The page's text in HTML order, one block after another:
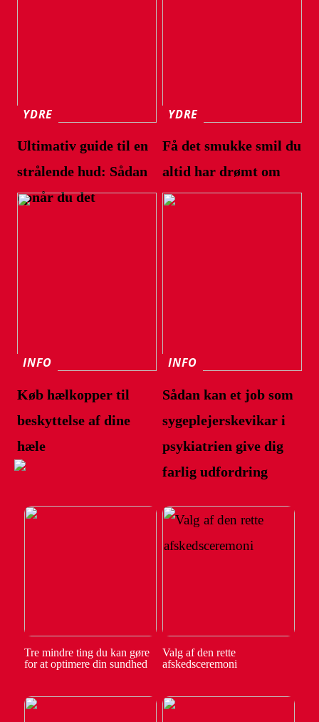
YDRE
Ultimativ guide til en
strålende hud: Sådan
opnår du det
YDRE
Få det smukke smil du
altid har drømt om
INFO
Køb hælkopper til
beskyttelse af dine
hæle
INFO
Sådan kan et job som
sygeplejerskevikar i
psykiatrien give dig
farlig udfordring
Tre mindre ting du kan gøre
for at optimere din sundhed
Valg af den rette
afskedsceremoni